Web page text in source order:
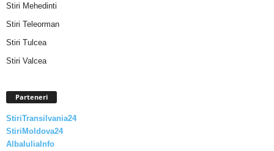
Stiri Mehedinti
Stiri Teleorman
Stiri Tulcea
Stiri Valcea
Parteneri
StiriTransilvania24
StiriMoldova24
AlbaIuliaInfo